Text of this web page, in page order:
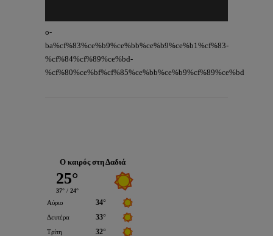
o-
ba%cf%83%ce%b9%ce%bb%ce%b9%ce%b1%cf%83-
%cf%84%cf%89%ce%bd-
%cf%80%ce%bf%cf%85%ce%bb%ce%b9%cf%89%ce%bd
Ο καιρός στη Δαδιά